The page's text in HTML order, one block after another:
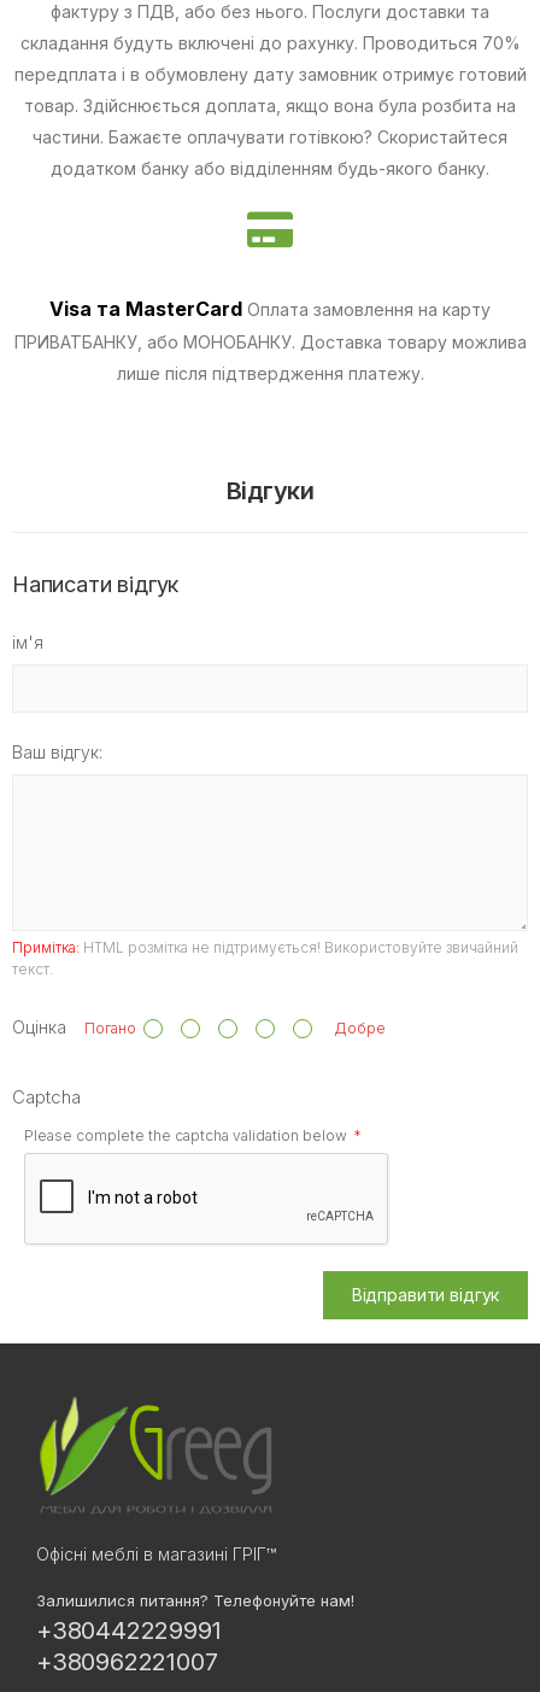
фактуру з ПДВ, або без нього. Послуги доставки та
складання будуть включені до рахунку. Проводиться 70%
передплата і в обумовлену дату замовник отримує готовий
товар. Здійснюється доплата, якщо вона була розбита на
частини. Бажаєте оплачувати готівкою? Скористайтеся
додатком банку або відділенням будь-якого банку.
Visa та MasterCard Оплата замовлення на карту
ПРИВАТБАНКУ, або МОНОБАНКУ. Доставка товару можлива
лише після підтвердження платежу.
Відгуки
Написати відгук
ім'я
Ваш відгук:
Примітка: HTML розмітка не підтримується! Використовуйте звичайний
текст.
Оцінка Погано Добре
Captcha
Please complete the captcha validation below
Відправити відгук
Офісні меблі в магазині ГРІГ™
Залишилися питання? Телефонуйте нам!
+380442229991
+380962221007